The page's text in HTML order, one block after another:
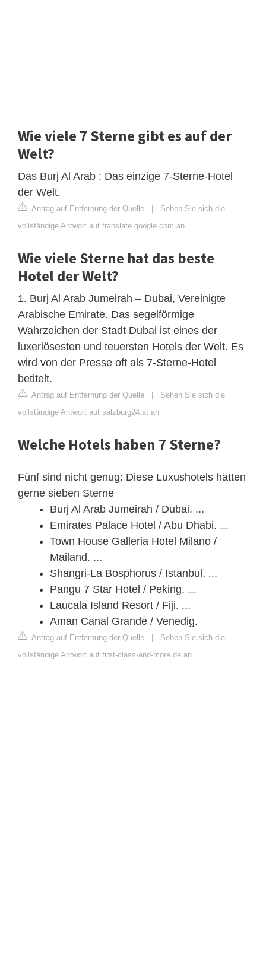
Wie viele 7 Sterne gibt es auf der
Welt?
Das Burj Al Arab : Das einzige 7-Sterne-Hotel
der Welt.
Antrag auf Entfernung der Quelle | Sehen Sie sich die
vollständige Antwort auf translate.google.com an
Wie viele Sterne hat das beste
Hotel der Welt?
1. Burj Al Arab Jumeirah – Dubai, Vereinigte
Arabische Emirate. Das segelförmige
Wahrzeichen der Stadt Dubai ist eines der
luxeriösesten und teuersten Hotels der Welt. Es
wird von der Presse oft als 7-Sterne-Hotel
betitelt.
Antrag auf Entfernung der Quelle | Sehen Sie sich die
vollständige Antwort auf salzburg24.at an
Welche Hotels haben 7 Sterne?
Fünf sind nicht genug: Diese Luxushotels hätten
gerne sieben Sterne
Burj Al Arab Jumeirah / Dubai. ...
Emirates Palace Hotel / Abu Dhabi. ...
Town House Galleria Hotel Milano /
Mailand. ...
Shangri-La Bosphorus / Istanbul. ...
Pangu 7 Star Hotel / Peking. ...
Laucala Island Resort / Fiji. ...
Aman Canal Grande / Venedig.
Antrag auf Entfernung der Quelle | Sehen Sie sich die
vollständige Antwort auf first-class-and-more.de an